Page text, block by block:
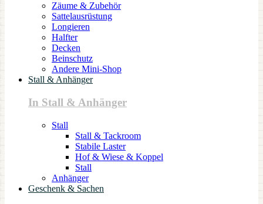
Zäume & Zubehör
Sattelausrüstung
Longieren
Halfter
Decken
Beinschutz
Andere Mini-Shop
Stall & Anhänger
In Stall & Anhänger
Stall
Stall & Tackroom
Stabile Laster
Hof & Wiese & Koppel
Stall
Anhänger
Geschenk & Sachen